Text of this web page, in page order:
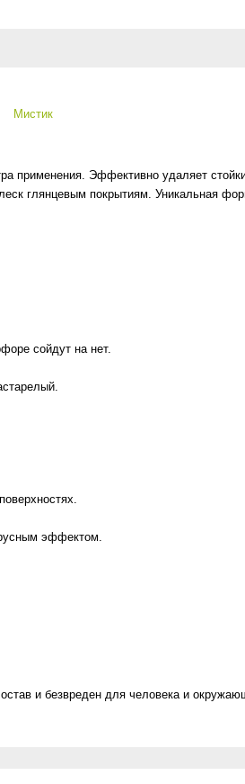
Мистик
Эффективно удаляет
глянцевым покрытиям. Уникальная
сойдут на нет.
эффектом.
и безвреден для человека и